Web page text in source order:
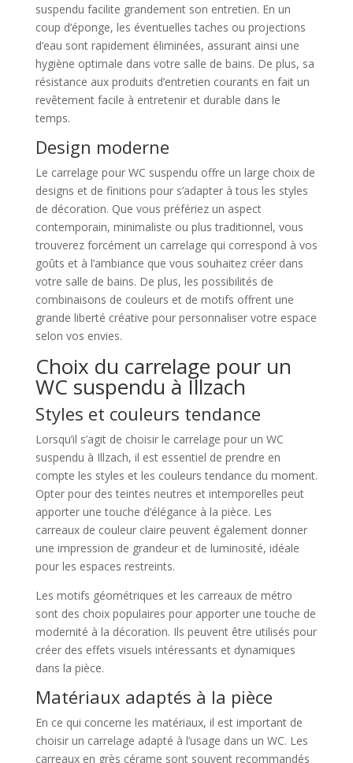
suspendu facilite grandement son entretien. En un
coup d’éponge, les éventuelles taches ou projections
d’eau sont rapidement éliminées, assurant ainsi une
hygiène optimale dans votre salle de bains. De plus, sa
résistance aux produits d’entretien courants en fait un
revêtement facile à entretenir et durable dans le
temps.
Design moderne
Le carrelage pour WC suspendu offre un large choix de
designs et de finitions pour s’adapter à tous les styles
de décoration. Que vous préfériez un aspect
contemporain, minimaliste ou plus traditionnel, vous
trouverez forcément un carrelage qui correspond à vos
goûts et à l’ambiance que vous souhaitez créer dans
votre salle de bains. De plus, les possibilités de
combinaisons de couleurs et de motifs offrent une
grande liberté créative pour personnaliser votre espace
selon vos envies.
Choix du carrelage pour un
WC suspendu à Illzach
Styles et couleurs tendance
Lorsqu’il s’agit de choisir le carrelage pour un WC
suspendu à Illzach, il est essentiel de prendre en
compte les styles et les couleurs tendance du moment.
Opter pour des teintes neutres et intemporelles peut
apporter une touche d’élégance à la pièce. Les
carreaux de couleur claire peuvent également donner
une impression de grandeur et de luminosité, idéale
pour les espaces restreints.
Les motifs géométriques et les carreaux de métro
sont des choix populaires pour apporter une touche de
modernité à la décoration. Ils peuvent être utilisés pour
créer des effets visuels intéressants et dynamiques
dans la pièce.
Matériaux adaptés à la pièce
En ce qui concerne les matériaux, il est important de
choisir un carrelage adapté à l’usage dans un WC. Les
carreaux en grès cérame sont souvent recommandés